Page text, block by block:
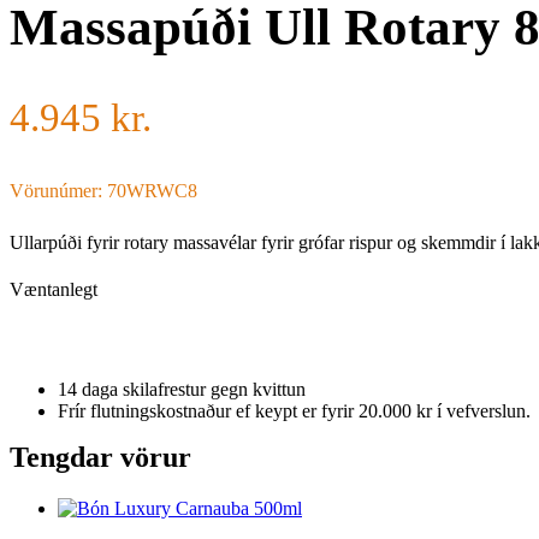
Massapúði Ull Rotary
4.945 kr.
Vörunúmer: 70WRWC8
Ullarpúði fyrir rotary massavélar fyrir grófar rispur og skemmdir í
Væntanlegt
14 daga skilafrestur gegn kvittun
Frír flutningskostnaður ef keypt er fyrir 20.000 kr í vefverslun.
Tengdar vörur